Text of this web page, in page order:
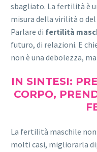
sbagliato. La fertilità è
misura della virilità o del
Parlare di fertilità
futuro, di relazioni. E
non è una debolezza,
IN SINTESI:
CORPO,
La fertilità maschile
molti casi, migliorarla